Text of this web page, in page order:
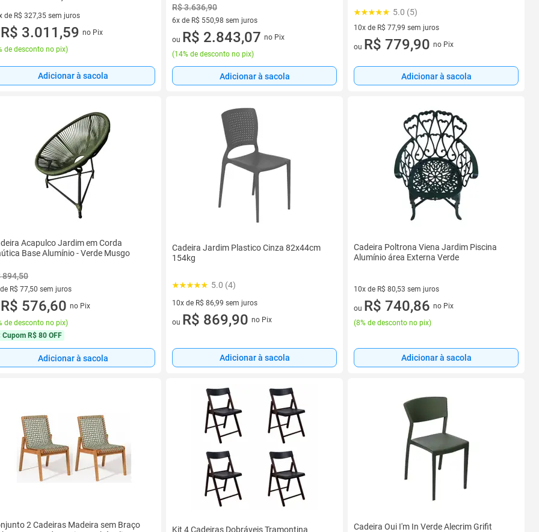
de R$ 327,35 sem juros
vez de R$ 327,35 sem juros
R$ 3.011,59 no Pix
de desconto no pix)
Adicionar à sacola
R$ 3.636,90
6x de R$ 550,98 sem juros
6 vez de R$ 550,98 sem juros
ou R$ 2.843,07 no Pix
(14% de desconto no pix)
Adicionar à sacola
5.0 (5)
10x de R$ 77,99 sem juros
10 vez de R$ 77,99 sem juros
ou R$ 779,90 no Pix
Adicionar à sacola
Acapulco Jardim em Corda
Base Alumínio - Verde Musgo
894,50
R$ 77,50 sem juros
de R$ 77,50 sem juros
R$ 576,60 no Pix
de desconto no pix)
Cupom R$ 80 OFF
Adicionar à sacola
Cadeira Jardim Plastico Cinza 82x44cm
154kg
5.0 (4)
10x de R$ 86,99 sem juros
10 vez de R$ 86,99 sem juros
ou R$ 869,90 no Pix
Adicionar à sacola
Cadeira Poltrona Viena Jardim Piscina
Alumínio área Externa Verde
10x de R$ 80,53 sem juros
10 vez de R$ 80,53 sem juros
ou R$ 740,86 no Pix
(8% de desconto no pix)
Adicionar à sacola
2 Cadeiras Madeira sem Braço
Kit 4 Cadeiras Dobráveis Tramontina Cadeira Oui I'm In Verde Alecrim Grifit